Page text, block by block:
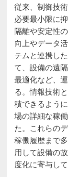
従来、制御技
必要最小限に
隔離や安定性
向上やデータ
テムと連携し
て、設備の遠
最適化など、
る。情報技術
積できるよう
場の詳細な稼
た。これらの
稼働履歴まで
用して設備の
度化に寄与して